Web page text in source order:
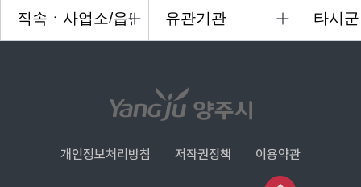
개인정보처리방침 저작권정책 이용약관